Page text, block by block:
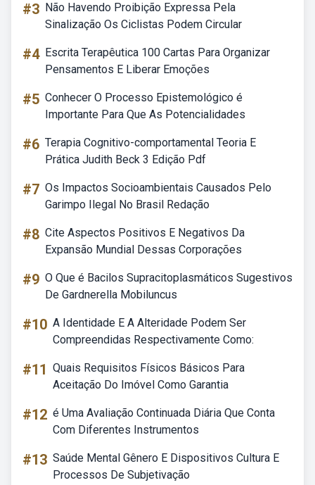
#3 Não Havendo Proibição Expressa Pela
Sinalização Os Ciclistas Podem Circular
#4 Escrita Terapêutica 100 Cartas Para Organizar
Pensamentos E Liberar Emoções
#5 Conhecer O Processo Epistemológico é
Importante Para Que As Potencialidades
#6 Terapia Cognitivo-comportamental Teoria E
Prática Judith Beck 3 Edição Pdf
#7 Os Impactos Socioambientais Causados Pelo
Garimpo Ilegal No Brasil Redação
#8 Cite Aspectos Positivos E Negativos Da
Expansão Mundial Dessas Corporações
#9 O Que é Bacilos Supracitoplasmáticos Sugestivos
De Gardnerella Mobiluncus
#10 A Identidade E A Alteridade Podem Ser
Compreendidas Respectivamente Como:
#11 Quais Requisitos Físicos Básicos Para
Aceitação Do Imóvel Como Garantia
#12 é Uma Avaliação Continuada Diária Que Conta
Com Diferentes Instrumentos
#13 Saúde Mental Gênero E Dispositivos Cultura E
Processos De Subjetivação